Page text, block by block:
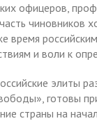
офицеров,
чиновников
время
и воли к
элиты
готовы
страны на